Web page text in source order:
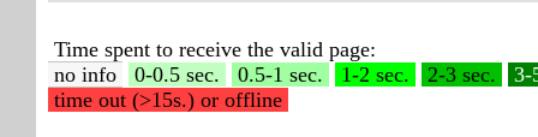
Time spent to receive the valid page:
no info
0-0.5 sec. 0.5-1 sec. 1-2 sec. 2-3 sec.
3-
time out (>15s.) or offline